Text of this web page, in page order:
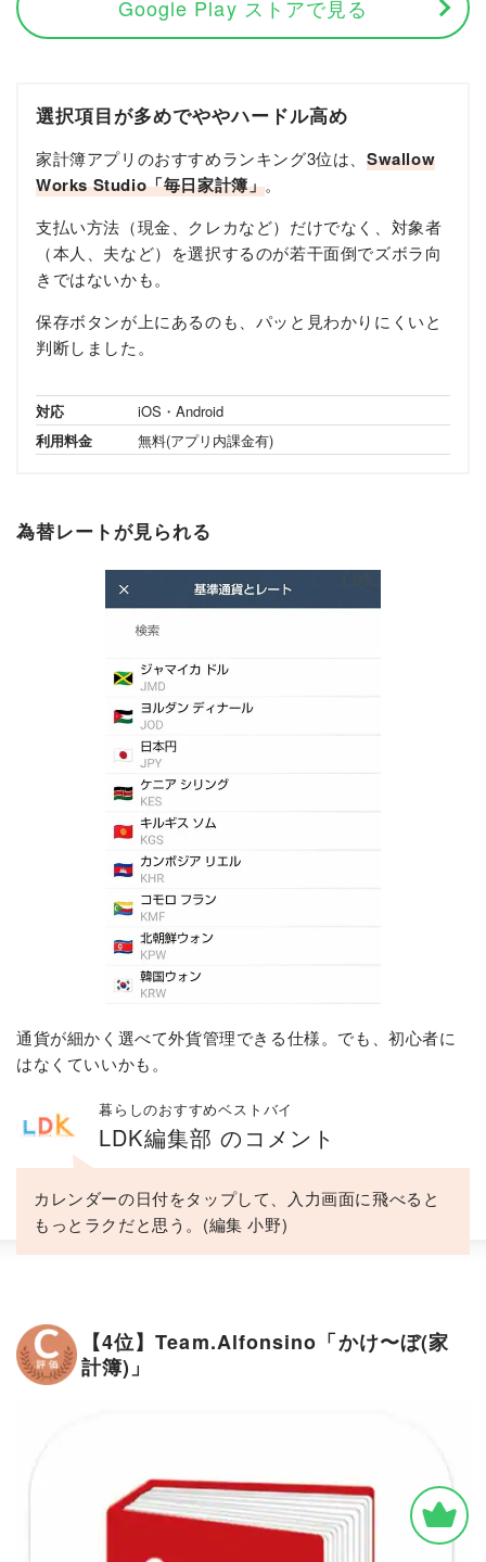
Google Play ストアで見る
選択項目が多めでややハードル高め
家計簿アプリのおすすめランキング3位は、Swallow
Works Studio「毎日家計簿」。
支払い方法（現金、クレカなど）だけでなく、対象者
（本人、夫など）を選択するのが若干面倒でズボラ向
きではないかも。
保存ボタンが上にあるのも、パッと見わかりにくいと
判断しました。
対応
iOS・Android
利用料金
無料(アプリ内課金有)
為替レートが見られる
通貨が細かく選べて外貨管理できる仕様。でも、初心者に
はなくていいかも。
暮らしのおすすめベストバイ
LDK編集部 のコメント
カレンダーの日付をタップして、入力画面に飛べると
もっとラクだと思う。(編集 小野)
【4位】Team.Alfonsino「かけ〜ぼ(家
計簿)」